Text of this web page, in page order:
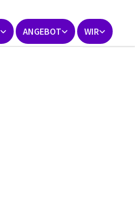
ANGEBOT WIR